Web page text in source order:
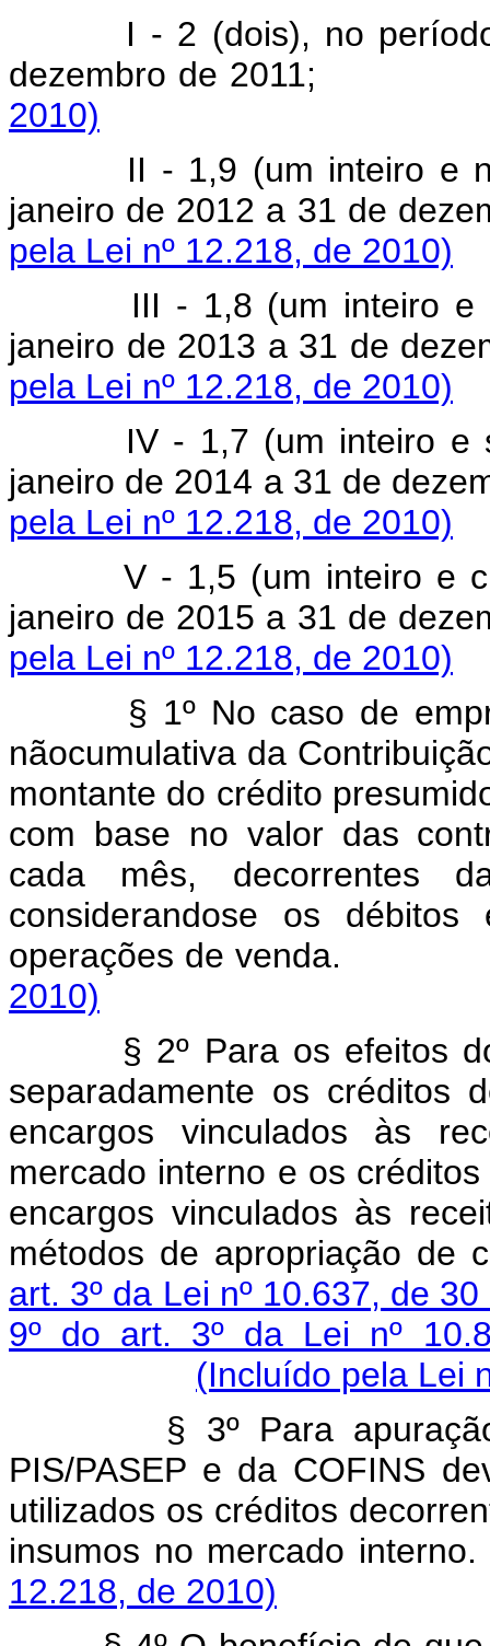
I - 2 (dois), no
dezembro de
2010)
II - 1,9 (um inteiro e
janeiro de 2012 a 31 de
pela Lei nº 12.218, de 2010)
III - 1,8 (um inteiro e
janeiro de 2013 a 31 de
pela Lei nº 12.218, de 2010)
IV - 1,7 (um inteiro e
janeiro de 2014 a 31 de
pela Lei nº 12.218, de 2010)
V - 1,5 (um inteiro e
janeiro de 2015 a 31 de
pela Lei nº 12.218, de 2010)
§ 1º No caso de
nãocumulativa da
montante do crédito
com base no valor das
cada mês, decorrentes
considerandose os
operações de venda.
2010)
§ 2º Para os efeitos
separadamente os créditos
encargos vinculados às
mercado interno e os
encargos vinculados às
métodos de apropriação de
art. 3º da Lei nº 10.637, de
9º do art. 3º da Lei nº
(Incluído pela Lei
§ 3º Para
PIS/PASEP e da COFINS
utilizados os créditos
insumos no
12.218, de 2010)